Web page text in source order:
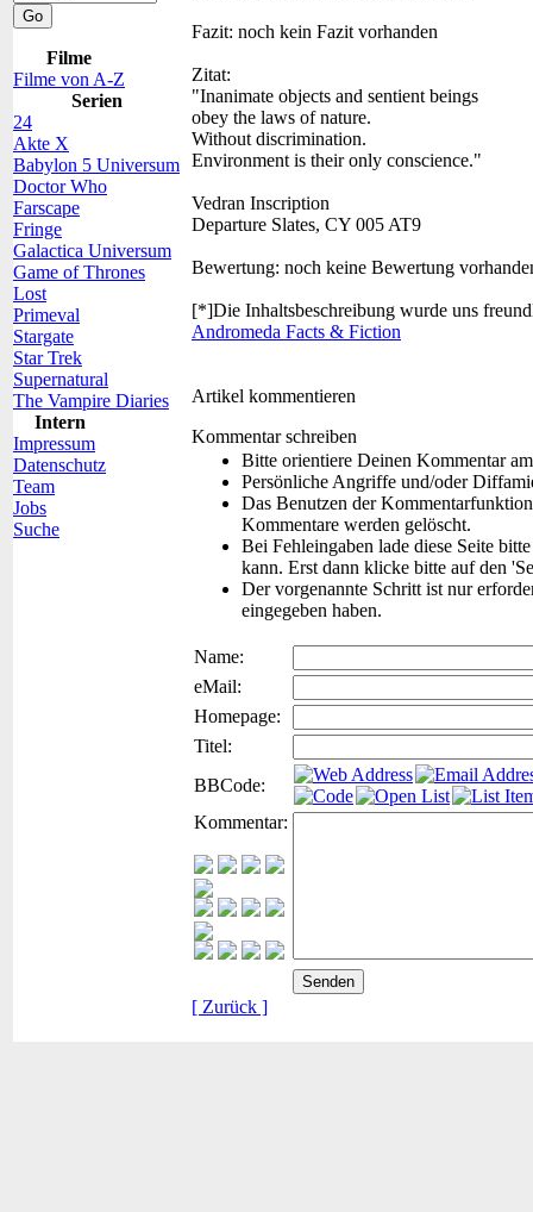
Filme
Filme von A-Z
Serien
24
Akte X
Babylon 5 Universum
Doctor Who
Farscape
Fringe
Galactica Universum
Game of Thrones
Lost
Primeval
Stargate
Star Trek
Supernatural
The Vampire Diaries
Intern
Impressum
Datenschutz
Team
Jobs
Suche
Fazit: noch kein Fazit vorhanden
Zitat:
"Inanimate objects and sentient beings
obey the laws of nature.
Without discrimination.
Environment is their only conscience."
Vedran Inscription
Departure Slates, CY 005 AT9
Bewertung: noch keine Bewertung
[*]Die Inhaltsbeschreibung wurde uns
Andromeda Facts & Fiction
Artikel kommentieren
Kommentar schreiben
Bitte orientiere Deinen Kommentar
Persönliche Angriffe und/oder
Das Benutzen der
Kommentare werden gelöscht.
Bei Fehleingaben lade diese Seite
kann. Erst dann klicke bitte auf den
Der vorgenannte Schritt ist nur
eingegeben haben.
Name:
eMail:
Homepage:
Titel:
BBCode:
Kommentar:
[ Zurück ]